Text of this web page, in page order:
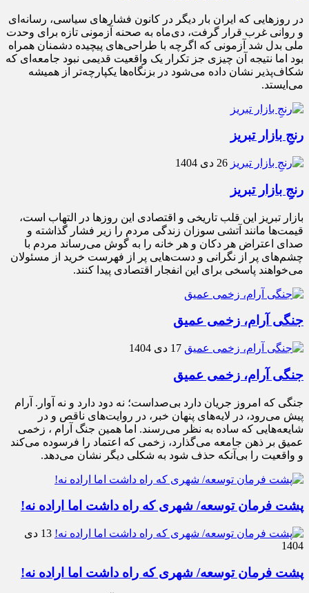
در روزهایی که ایران بار دیگر در کانون فشارهای سیاسی، رسانه‌ای
و روانی غرب قرار گرفت، دی‌ماه به صحنه آزمونی تازه برای وحدت
ملی بدل شد آزمونی که اگرچه با طراحی‌های پیچیده دشمنان همراه
بود اما نتیجه آن چیزی جز تکرار یک واقعیت قدیمی نبود جامعه‌ای که
شکاف‌پذیر نشان داده می‌شود در بزنگاه‌ها یکپارچه‌تر از همیشه
می‌ایستد.
رنجِ بازار تبریز
26 دی 1404
رنجِ بازار تبریز
بازار تبریز این قلب تاریخی و اقتصادی این روزها در التهاب است،
قیمت‌ها مانند آتشی سوزان زندگی مردم را زیر فشار گذاشته و
صدای اعتراض هر دکان و هر خانه را به گوش می‌رساند مردم با
چشم‌های پر از نگرانی و دست‌هایی پر از فهرست خرید از مسئولان
می‌خواهند پاسخی برای این انفجار اقتصادی پیدا کنند.
جنگی آرام، زخمی عمیق
17 دی 1404
جنگی آرام، زخمی عمیق
جنگی که امروز جریان دارد بی‌صداست؛ نه دود دارد و نه آوار. آرام
پیش می‌رود، در لایه‌های پنهان خبر، در روایت‌های ناقص و در
شایعه‌هایی که ساده به نظر می‌رسند. اما همین جنگ آرام ، زخمی
عمیق بر ذهن جامعه می‌گذارد، زخمی که اعتماد را فرسوده می‌کند
و واقعیت را بی‌آنکه حذف شود به شکلی دیگر نشان می‌دهد.
پشت فرمان توسعه/ شهری که راه داشت اما اراده نه!
13 دی
1404
پشت فرمان توسعه/ شهری که راه داشت اما اراده نه!